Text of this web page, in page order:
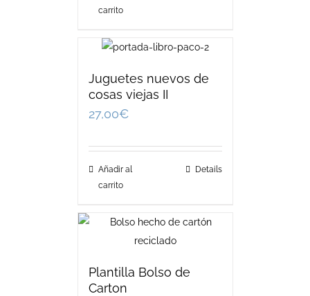
carrito
Juguetes nuevos de
cosas viejas II
27,00€
Añadir al
carrito
Details
Plantilla Bolso de
Carton